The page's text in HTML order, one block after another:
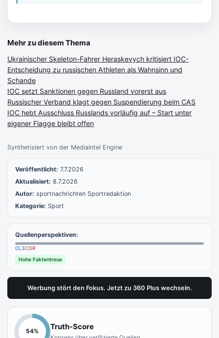
Synthetisiert von der MediaIntel Engine
Veröffentlicht: 7.7.2026
Aktualisiert: 8.7.2026
Autor: sportnachrichten Sportredaktion
Kategorie: Sport
Quellenperspektiven:
0L3C0R
Hohe Faktentreue
Werbung stört den Fokus. Jetzt zu 360 Plus wechseln.
Mehr zu diesem Thema
Ukrainischer Skeleton-Fahrer Heraskevych kritisiert IOC-
Entscheidung zu russischen Athleten als Wahnsinn und
Schande
IOC setzt Sanktionen gegen Russland vorerst aus
Russischer Verband klagt gegen Suspendierung beim CAS
IOC hebt Ausschluss Russlands vorläufig auf – Start unter
eigener Flagge bleibt offen
54%
Truth-Score